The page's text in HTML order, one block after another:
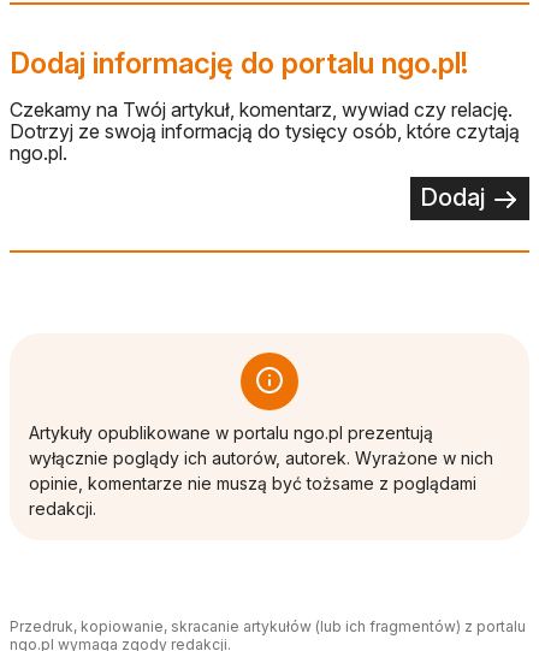
Dodaj informację do portalu ngo.pl!
Czekamy na Twój artykuł, komentarz, wywiad czy relację.
Dotrzyj ze swoją informacją do tysięcy osób, które czytają
ngo.pl.
Dodaj
Artykuły opublikowane w portalu ngo.pl prezentują
wyłącznie poglądy ich autorów, autorek. Wyrażone w nich
opinie, komentarze nie muszą być tożsame z poglądami
redakcji.
Przedruk, kopiowanie, skracanie artykułów (lub ich fragmentów) z portalu
ngo.pl wymaga zgody redakcji.